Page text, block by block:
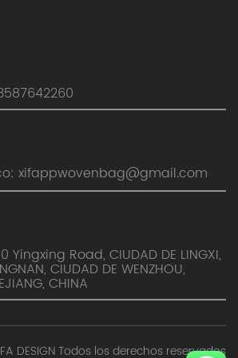
xifappwovenbag@gmail.com
Yingxing Road, CIUDAD DE LINGXI,
CIUDAD DE WENZHOU,
CHINA
DESIGN Todos los derechos reservados